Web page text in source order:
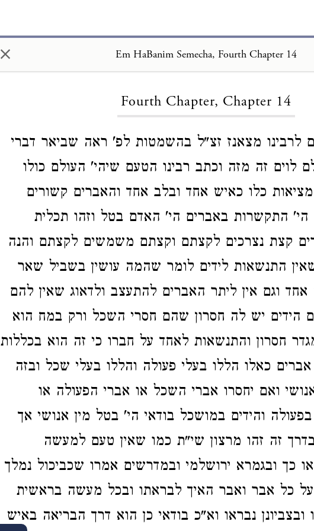
× Em HaBanim Semecha, Fourth Chapter 14
Fourth Chapter, Chapter 14
לרבינו מצאנז זצ"ל בהשמטות לפ' ראה שביאר דברי
לוים זה מזה וכתב רבינו הטעם שיהי' העולם כולו
כלו כאיש אחד ובלב אחד והאברים קשורים
התקשרות באברים הי' האדם בטל וזהו תכלית
קצת נצרכים לקצתם וקצתם משמשים לקצתם והנה
התנשאות לידים לומר שהמה עושין בשביל שאר
וגם אין ליתר האברים להתעצב ולדאוג שאין להם
הידים יש לה חסרון שהם חסרי השכל ורק במח הוא
חסרון והתנשאות לאחד על חברו כי זה הוא בכללות
כאלו הללו בעלי פעולה והללו בעלי שכל ובזה
ואם יחסרו אברי השכל או אברי הפעולה או
והידים במושכל בודאי הי' בטל מין אנושי אך
זה זהו מרצון שי"ת כמו שאין טעם למעשה
כך ובגמרא ירושלמי ובמדרשים אמרו שכביכול נמלך
כל אבר ואבר האיך לבראתו ובכל מעשה בראשית
ובצביונן נבראו וא"כ בודאי כן הוא דרך הבריאה באיש